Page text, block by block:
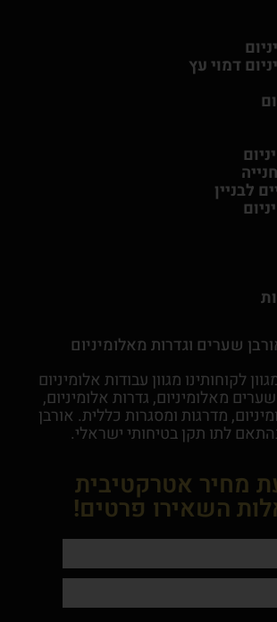
דמוי עץ
לבניין
שערים וגדרות מאלומיניום
לקוחותינו מגוון עבודות אלומיניום
מאלומיניום, גדרות אלומיניום,
מדרגות ומסגרות כללית. אורבן
לתו תקן בטיחותי ישראלי.
מחיר אטרקטיבית
השאירו פרטים!